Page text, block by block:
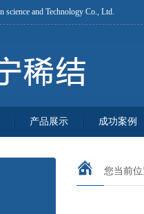
science and Technology Co., Ltd.
产品展示 成功案例
您当前位